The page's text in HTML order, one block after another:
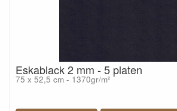
Eskablack 2 mm - 5 platen
75 x 52,5 cm - 1370gr/m²